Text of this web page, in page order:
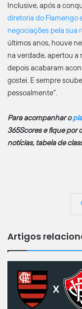
Inclusive, após a
diretoria do Flamengo
negociações pela sua
últimos anos, houve
na verdade, apertou a
depois acabaram
gostei. E sempre
pessoalmente”.
Para acompanhar o
365Scores e fique por
notícias, tabela de
Artigos